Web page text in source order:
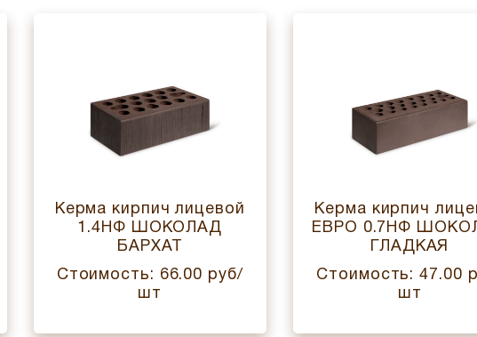
Керма кирпич лицевой
1.4НФ ШОКОЛАД
БАРХАТ
Стоимость: 66.00 руб/
шт
Керма кирпич
ЕВРО 0.7НФ
ГЛАДКАЯ
Стоимость: 47.00
шт